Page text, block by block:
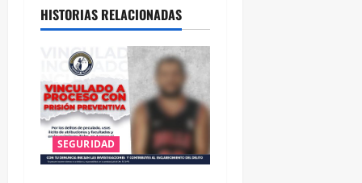
HISTORIAS RELACIONADAS
SEGURIDAD